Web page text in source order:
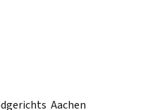
Aachen